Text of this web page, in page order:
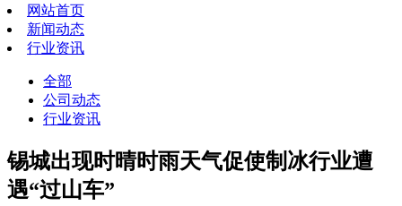
网站首页
新闻动态
行业资讯
全部
公司动态
行业资讯
锡城出现时晴时雨天气促使制冰行业遭
遇“过山车”